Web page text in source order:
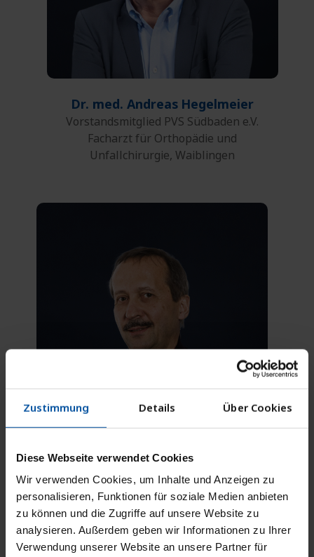
Zustimmung Details Über Cookies
Diese Webseite verwendet Cookies
Wir verwenden Cookies, um Inhalte und Anzeigen zu
personalisieren, Funktionen für soziale Medien anbieten
zu können und die Zugriffe auf unsere Website zu
analysieren. Außerdem geben wir Informationen zu Ihrer
Verwendung unserer Website an unsere Partner für
Dr. med. Andreas Hegelmeier
Vorstandsmitglied PVS Südbaden e.V.
Facharzt für Orthopädie und
Unfallchirurgie, Waiblingen
Telefon:
0621 164-208
Fax:
0621 164-5208
E-Mail
Dr. med. Friedrich
Beisitzer PVS Kurpfalz e. V.
Facharzt für Chirurgie, Heidelberg